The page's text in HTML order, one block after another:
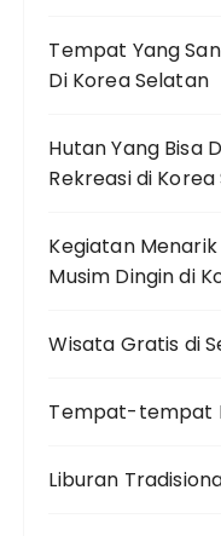
Tempat Yang
Di Korea Selatan
Hutan Yang Bisa
Rekreasi di
Kegiatan
Musim Dingin di
Wisata Gratis di
Tempat-tempat
Liburan